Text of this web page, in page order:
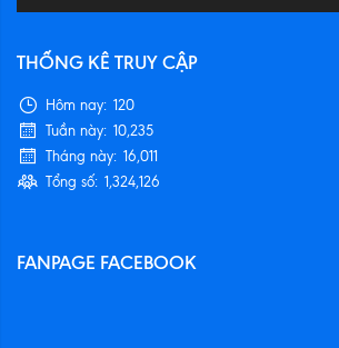
THỐNG KÊ TRUY CẬP
Hôm nay: 120
Tuần này: 10,235
Tháng này: 16,011
Tổng số: 1,324,126
FANPAGE FACEBOOK